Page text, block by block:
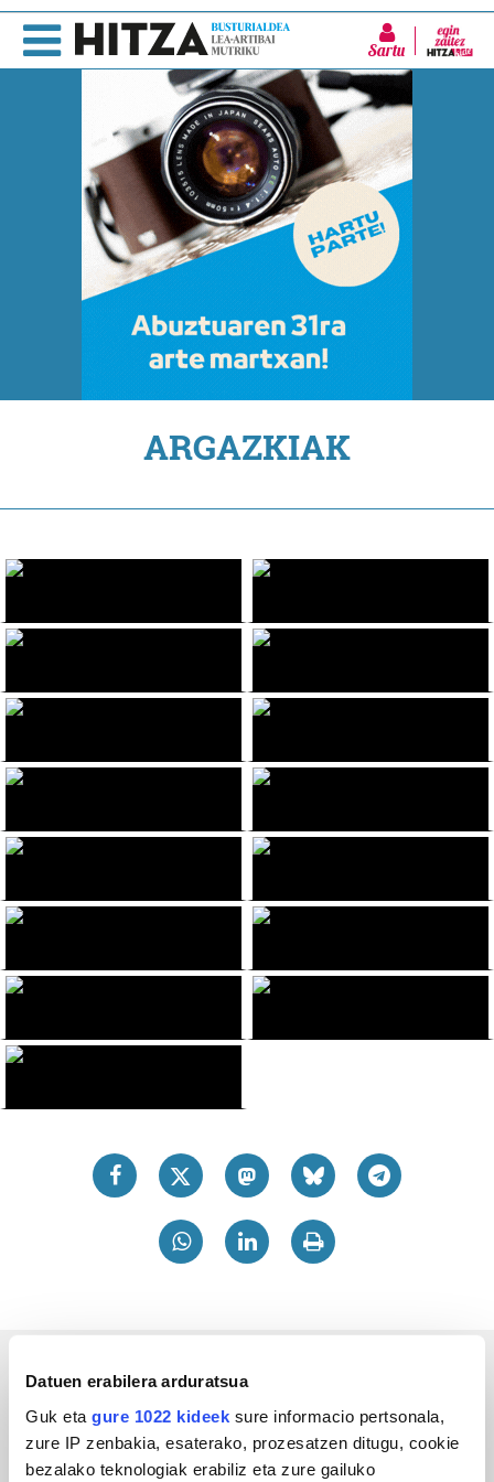
Datuen erabilera arduratsua
Guk eta gure 1022 kideek sure informacio pertsonala,
zure IP zenbakia, esaterako, prozesatzen ditugu, cookie
bezalako teknologiak erabiliz eta zure gailuko
Sartu
ARGAZKIAK
Bizkaia